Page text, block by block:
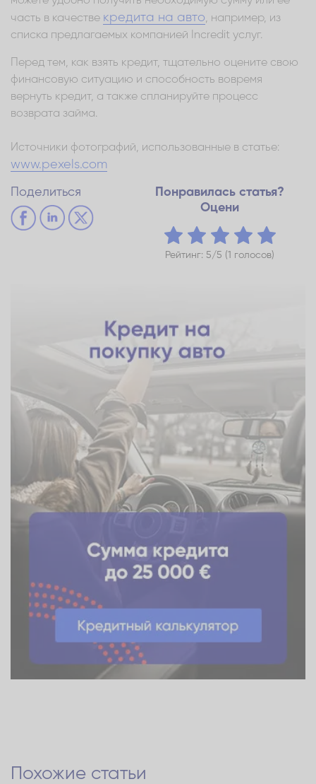
часть в качестве кредита на авто, например, из
списка предлагаемых компанией Incredit услуг.
Перед тем, как взять кредит, тщательно оцените свою
финансовую ситуацию и способность вовремя
вернуть кредит, а также спланируйте процесс
возврата займа.
Источники фотографий, использованные в статье:
www.pexels.com
Поделиться
Понравилась статья?
Оцени
Рейтинг: 5/5 (1 голосов)
Похожие статьи